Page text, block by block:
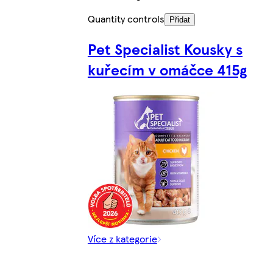
Quantity controls
Přidat
Pet Specialist Kousky s
kuřecím v omáčce 415g
Více z kategorie